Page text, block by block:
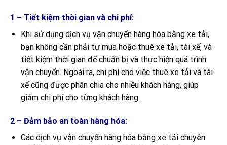
1 – Tiết kiệm thời gian và chi phí:
Khi sử dụng dịch vụ vận chuyển hàng hóa bằng xe tải,
bạn không cần phải tự mua hoặc thuê xe tải, tài xế, và
tiết kiệm thời gian để chuẩn bị và thực hiện quá trình
vận chuyển. Ngoài ra, chi phí cho việc thuê xe tải và tài
xế cũng được phân chia cho nhiều khách hàng, giúp
giảm chi phí cho từng khách hàng.
2 – Đảm bảo an toàn hàng hóa:
Các dịch vụ vận chuyển hàng hóa bằng xe tải chuyên